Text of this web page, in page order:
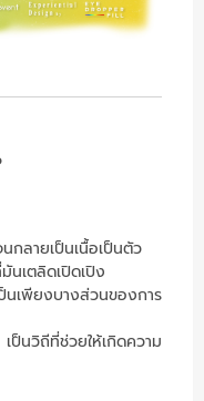
กลายเป็นเนื้อเป็นตัว
นเตลิดเปิดเปิง
นเพียงบางส่วนของการ
นวิถีที่ช่วยให้เกิดความ